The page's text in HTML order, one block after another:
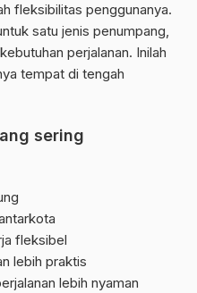
fleksibilitas penggunanya.
satu jenis penumpang,
perjalanan. Inilah
tempat di tengah
sering
fleksibel
lebih praktis
lebih nyaman